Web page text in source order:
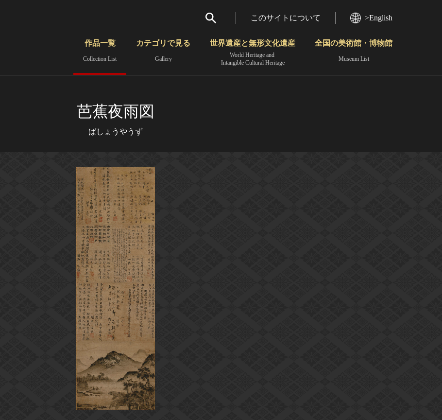
さらに詳細検索
このサイトについて >English
作品一覧
Collection List
カテゴリで見る
Gallery
世界遺産と無形文化遺産
World Heritage and
Intangible Cultural Heritage
全国の美術館・博物館
Museum List
芭蕉夜雨図
ばしょうやうず